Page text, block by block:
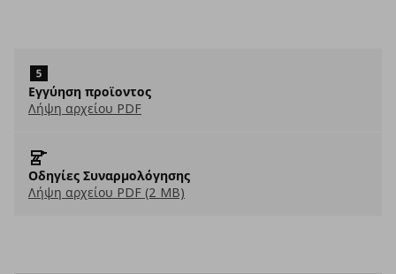
Εγγύηση προϊοντος
Λήψη αρχείου PDF
Οδηγίες Συναρμολόγησης
Λήψη αρχείου PDF (2 MB)